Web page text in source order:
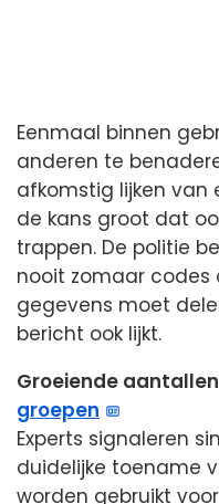
Eenmaal binnen
anderen te
afkomstig lijken van
de kans groot dat
trappen. De politie
nooit zomaar codes
gegevens moet
bericht ook lijkt.
Groeiende
groepen
Experts signaleren
duidelijke toename
worden gebruikt